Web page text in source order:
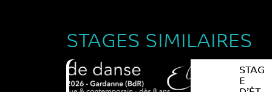
STAGES SIMILAIRES
STAG
E